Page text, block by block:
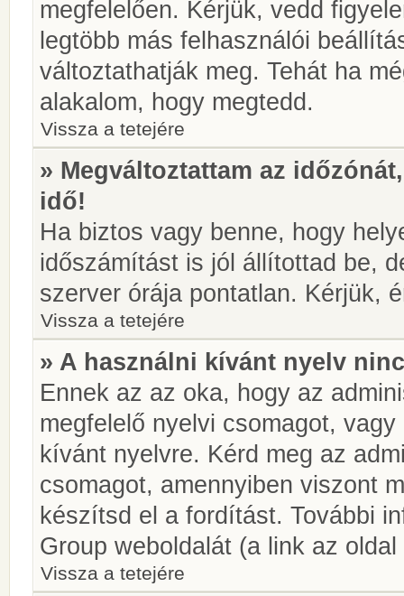
megfelelően. Kérjük, vedd
legtöbb más felhasználói
változtathatják meg. Tehát ha
alakalom, hogy megtedd.
Vissza a tetejére
» Megváltoztattam az
idő!
Ha biztos vagy benne, hogy
időszámítást is jól állítottad be,
szerver órája pontatlan. Kérjük,
Vissza a tetejére
» A használni kívánt nyelv
Ennek az az oka, hogy az
megfelelő nyelvi csomagot,
kívánt nyelvre. Kérd meg az
csomagot, amennyiben viszont
készítsd el a fordítást. További
Group weboldalát (a link az
Vissza a tetejére